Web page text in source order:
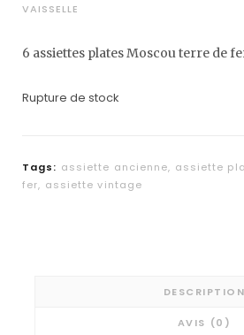
VAISSELLE
6 assiettes plates Moscou terre de
Rupture de stock
Tags: assiette ancienne, assiette
fer, assiette vintage
DESCRIPTION
AVIS (0)